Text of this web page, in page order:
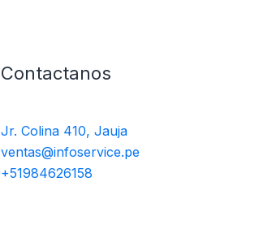
Contactanos
Jr. Colina 410, Jauja
ventas@infoservice.pe
+51984626158